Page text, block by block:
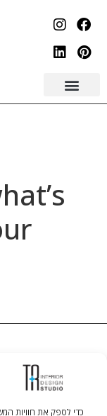
כדי לספק את חוויות